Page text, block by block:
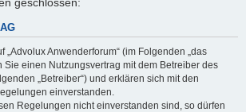
„Advolux Anwenderforum“ (im Folgenden „das
Sie einen Nutzungsvertrag mit dem Betreiber des
„Betreiber“) und erklären sich mit den
einverstanden.
Regelungen nicht einverstanden sind, so dürfen